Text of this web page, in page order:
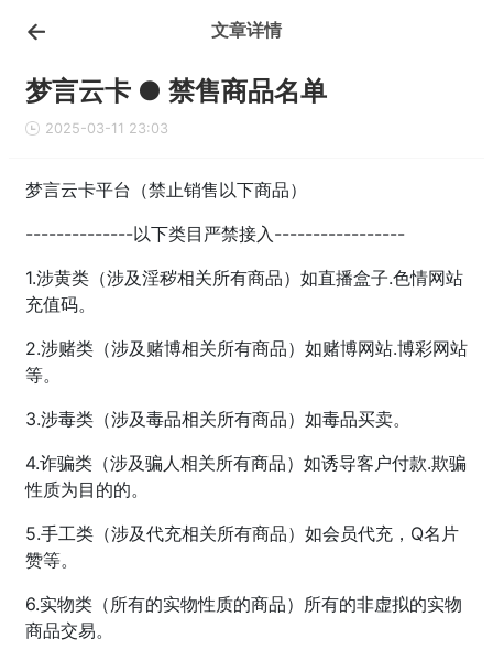
文章详情
梦言云卡 ● 禁售商品名单
2025-03-11 23:03
梦言云卡平台（禁止销售以下商品）
--------------以下类目严禁接入-----------------
1.涉黄类（涉及淫秽相关所有商品）如直播盒子.色情网站
充值码。
2.涉赌类（涉及赌博相关所有商品）如赌博网站.博彩网站
等。
3.涉毒类（涉及毒品相关所有商品）如毒品买卖。
4.诈骗类（涉及骗人相关所有商品）如诱导客户付款.欺骗
性质为目的的。
5.手工类（涉及代充相关所有商品）如会员代充，Q名片
赞等。
6.实物类（所有的实物性质的商品）所有的非虚拟的实物
商品交易。